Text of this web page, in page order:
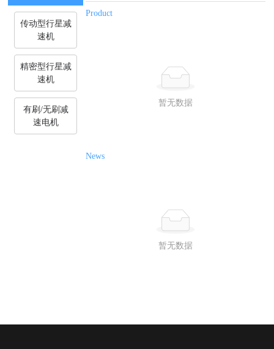
传动型行星减
速机
精密型行星减
速机
有刷/无刷减
速电机
Product
暂无数据
News
暂无数据